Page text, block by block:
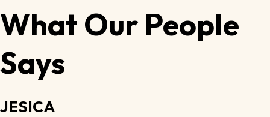
What Our People
Says
JESICA